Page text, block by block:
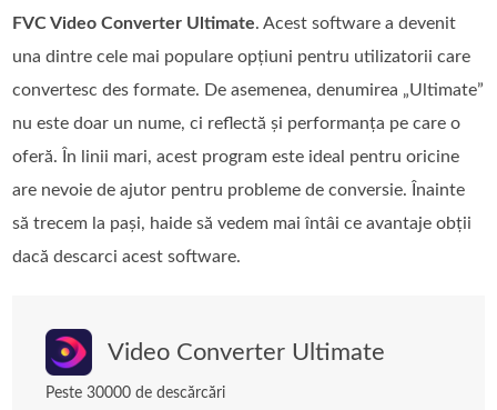
FVC Video Converter Ultimate. Acest software a devenit
una dintre cele mai populare opțiuni pentru utilizatorii care
convertesc des formate. De asemenea, denumirea „Ultimate”
nu este doar un nume, ci reflectă și performanța pe care o
oferă. În linii mari, acest program este ideal pentru oricine
are nevoie de ajutor pentru probleme de conversie. Înainte
să trecem la pași, haide să vedem mai întâi ce avantaje obții
dacă descarci acest software.
Video Converter Ultimate
Peste 30000 de descărcări